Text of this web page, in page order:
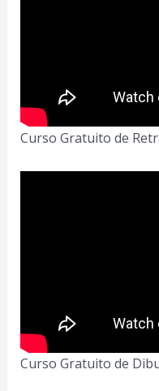
Curso Gratuito de
Curso Gratuito de